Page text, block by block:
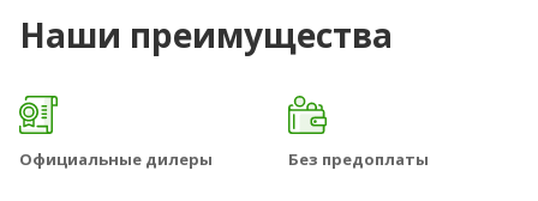
Наши преимущества
Официальные дилеры Без предоплаты